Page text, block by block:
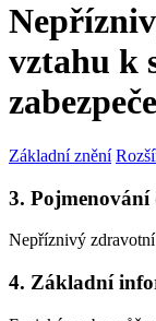
vztahu k
Základní znění
3. Pojmenování
Nepříznivý
4. Základní